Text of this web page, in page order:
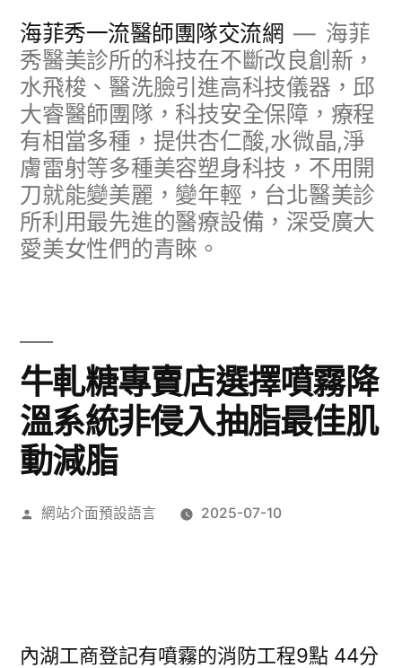
海菲秀一流醫師團隊交流網
海菲
秀醫美診所的科技在不斷改良創新，
水飛梭、醫洗臉引進高科技儀器，邱
大睿醫師團隊，科技安全保障，療程
有相當多種，提供杏仁酸,水微晶,淨
膚雷射等多種美容塑身科技，不用開
刀就能變美麗，變年輕，台北醫美診
所利用最先進的醫療設備，深受廣大
愛美女性們的青睞。
牛軋糖專賣店選擇噴霧降
溫系統非侵入抽脂最佳肌
動減脂
作
網站介面預設語言 2025-07-10
內湖工商登記有噴霧的消防工程9點 44分